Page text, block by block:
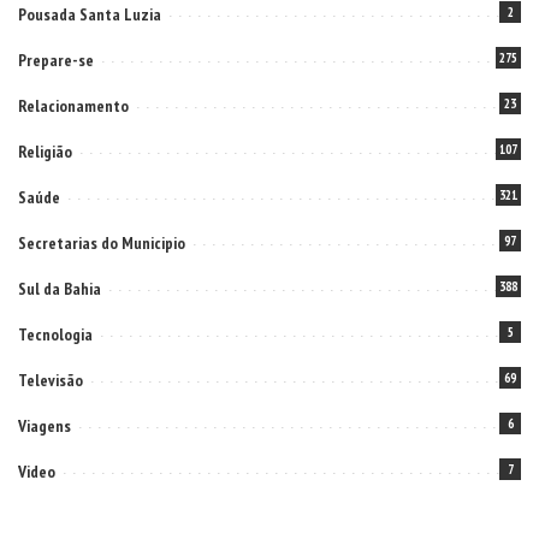
Pousada Santa Luzia 2
Prepare-se 275
Relacionamento 23
Religião 107
Saúde 321
Secretarias do Municipio 97
Sul da Bahia 388
Tecnologia 5
Televisão 69
Viagens 6
Video 7